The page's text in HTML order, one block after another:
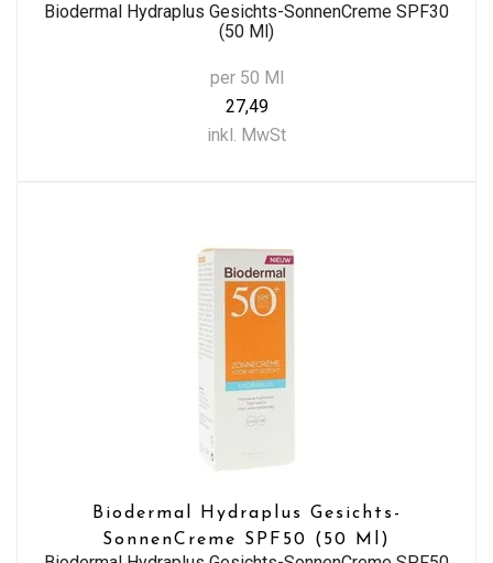
Biodermal Hydraplus Gesichts-SonnenCreme SPF30
(50 Ml)
per 50 Ml
27,49
inkl. MwSt
Biodermal Hydraplus Gesichts-
SonnenCreme SPF50 (50 Ml)